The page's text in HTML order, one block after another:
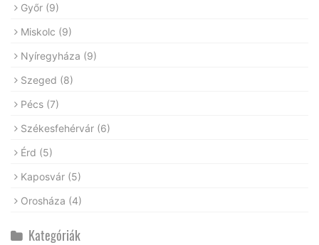
Győr (9)
Miskolc (9)
Nyíregyháza (9)
Szeged (8)
Pécs (7)
Székesfehérvár (6)
Érd (5)
Kaposvár (5)
Orosháza (4)
Kategóriák